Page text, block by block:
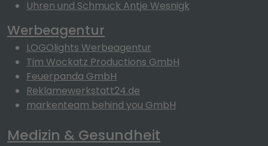
Uhren und Schmuck Antje Wesnigk
Werbeagentur
LOGOlights Werbeagentur
Tim Wockatz Productions GmbH
Feuerpanda GmbH
Reklamewerkstatt24.de
markenteam behind you GmbH
Medizin & Gesundheit